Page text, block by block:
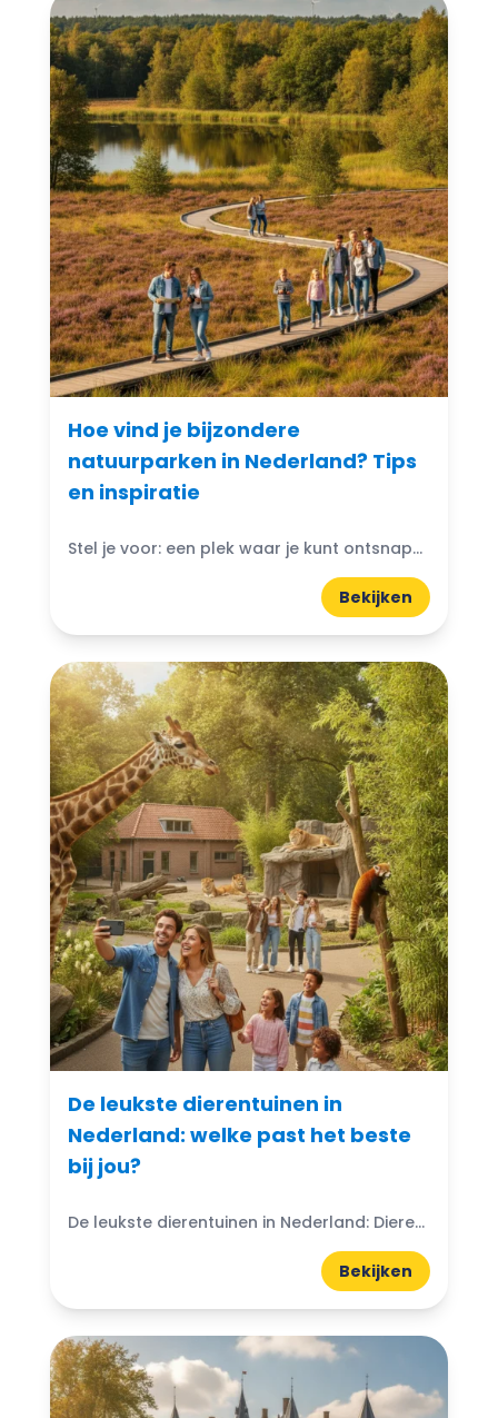
Hoe vind je bijzondere
natuurparken in Nederland? Tips
en inspiratie
Stel je voor: een plek waar je kunt ontsnappen aan de drukte van het dagelijks leven en je onderdompelen in de schoonheid van de natuur. Bijzondere natuurparken in Nederland bieden...
Bekijken
De leukste dierentuinen in
Nederland: welke past het beste
bij jou?
De leukste dierentuinen in Nederland: Dierentuinen in Nederland zijn echte trekpleisters voor jong en oud. Ze bieden niet alleen de kans om exotische dieren van dichtbij te zien, maar ook...
Bekijken